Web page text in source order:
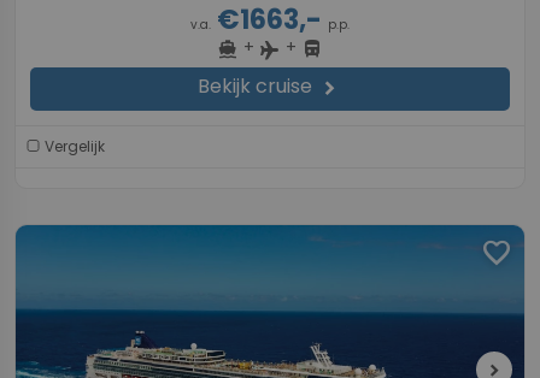
v.a. €1663,- p.p.
directions_boat + flight + directions_bus
Bekijk cruise chevron_right
Vergelijk
favorite
chevron_right